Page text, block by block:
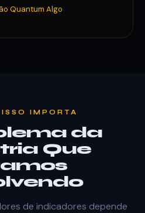
Quantum Algo
IMPORTA
da
Que
de indicadores depende